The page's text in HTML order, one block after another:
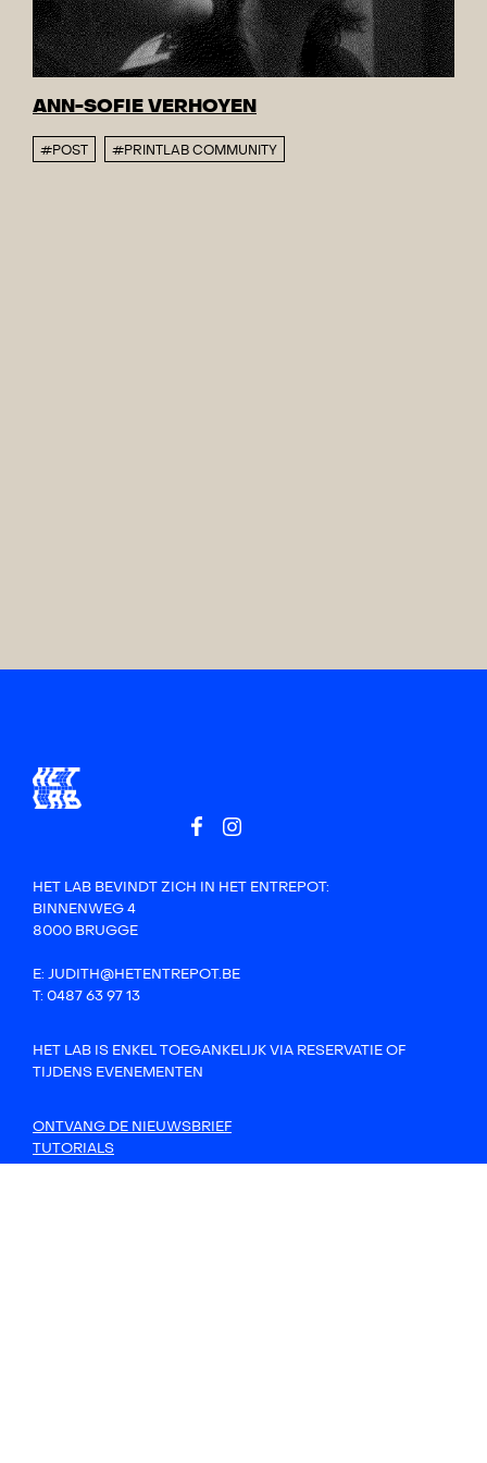
ANN-SOFIE VERHOYEN
#POST #PRINTLAB COMMUNITY
HET LAB BEVINDT ZICH IN HET ENTREPOT:
BINNENWEG 4
8000 BRUGGE
E: JUDITH@HETENTREPOT.BE
T: 0487 63 97 13
HET LAB IS ENKEL TOEGANKELIJK VIA RESERVATIE OF
TIJDENS EVENEMENTEN
ONTVANG DE NIEUWSBRIEF
TUTORIALS